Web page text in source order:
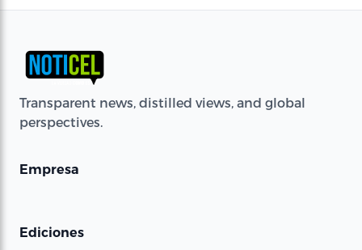
Transparent news, distilled views, and global
perspectives.
Empresa
Ediciones